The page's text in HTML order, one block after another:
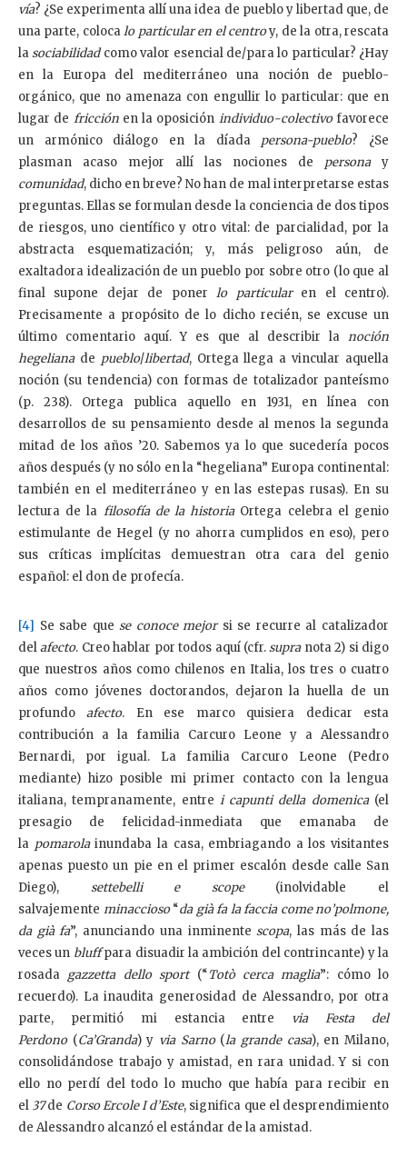
vía? ¿Se experimenta allí una idea de pueblo y libertad que, de
una parte, colocalo particular en el centroy, de la otra, rescata
lasociabilidadcomo valor esencial de/para lo particular? ¿Hay
en la Europa del mediterráneo una noción de pueblo-
orgánico, que no amenaza con engullir lo particular: que en
lugar de fricciónen la oposición individuo-colectivofavorece
un armónico diálogo en la díada persona-pueblo? ¿Se
plasman acaso mejor allí las nociones de persona y
comunidad, dicho en breve? No han de mal interpretarse estas
preguntas. Ellas se formulan desde la conciencia de dos tipos
de riesgos, uno científico y otro vital: de parcialidad, por la
abstracta esquematización; y, más peligroso aún, de
exaltadora idealización de un pueblo por sobre otro (lo que al
final supone dejar de ponerlo particularen el centro).
Precisamente a propósito de lo dicho recién, se excuse un
último comentario aquí. Y es que al describir la noción
hegelianade pueblo/libertad, Ortega llega a vincular aquella
noción (su tendencia) con formas de totalizador panteísmo
(p. 238). Ortega publica aquello en 1931, en línea con
desarrollos de su pensamiento desde al menos la segunda
mitad de los años ’20. Sabemos ya lo que sucedería pocos
años después (y no sólo en la “hegeliana” Europa continental:
también en el mediterráneo y en las estepas rusas). En su
lectura de la filosofía de la historiaOrtega celebra el genio
estimulante de Hegel (y no ahorra cumplidos en eso), pero
sus críticas implícitas demuestran otra cara del genio
español: el don de profecía.
[4] Se sabe quese conoce mejorsi se recurre al catalizador
delafecto. Creo hablar por todos aquí (cfr.supranota 2) si digo
que nuestros años como chilenos en Italia, los tres o cuatro
años como jóvenes doctorandos, dejaron la huella de un
profundoafecto. En ese marco quisiera dedicar esta
contribución a la familia Carcuro Leone y a Alessandro
Bernardi, por igual. La familia Carcuro Leone (Pedro
mediante) hizo posible mi primer contacto con la lengua
italiana, tempranamente, entre i capunti della domenica(el
presagio de felicidad-inmediata que emanaba de
la pomarolainundaba la casa, embriagando a los visitantes
apenas puesto un pie en el primer escalón desde calle San
Diego), settebelli e scope(inolvidable el
salvajemente minaccioso“da già fa la faccia come no’polmone,
da già fa”, anunciando una inminentescopa, las más de las
veces un bluffpara disuadir la ambición del contrincante) y la
rosada gazzetta dello sport(“Totò cerca maglia”: cómo lo
recuerdo). La inaudita generosidad de Alessandro, por otra
parte, permitió mi estancia entre via Festa del
Perdono(Ca’Granda) y via Sarno(la grande casa), en Milano,
consolidándose trabajo y amistad, en rara unidad. Y si con
ello no perdí del todo lo mucho que había para recibir en
el 37de Corso Ercole I d’Este, significa que el desprendimiento
de Alessandro alcanzó el estándar de la amistad.